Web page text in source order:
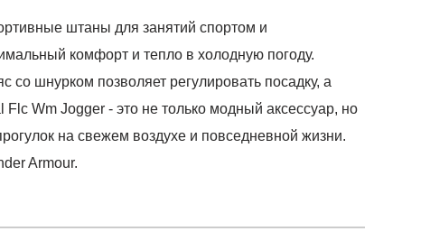
штаны для занятий спортом и
комфорт и тепло в холодную погоду.
шнурком позволяет регулировать посадку, а
Wm Jogger - это не только модный аксессуар, но
на свежем воздухе и повседневной жизни.
Armour.